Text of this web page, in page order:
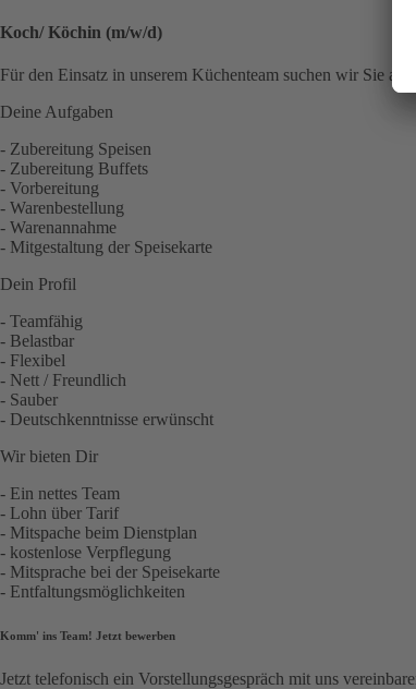
Koch/ Köchin (m/w/d)
Für den Einsatz in unserem Küchenteam suchen wir Sie
Deine Aufgaben
- Zubereitung Speisen
- Zubereitung Buffets
- Vorbereitung
- Warenbestellung
- Warenannahme
- Mitgestaltung der Speisekarte
Dein Profil
- Teamfähig
- Belastbar
- Flexibel
- Nett / Freundlich
- Sauber
- Deutschkenntnisse erwünscht
Wir bieten Dir
- Ein nettes Team
- Lohn über Tarif
- Mitspache beim Dienstplan
- kostenlose Verpflegung
- Mitsprache bei der Speisekarte
- Entfaltungsmöglichkeiten
Komm' ins Team! Jetzt bewerben
Jetzt telefonisch ein Vorstellungsgespräch mit uns